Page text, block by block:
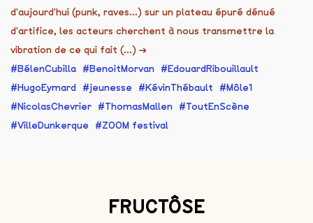
d'aujourd'hui (punk, raves...) sur un plateau épuré dénué
d'artifice, les acteurs cherchent à nous transmettre la
vibration de ce qui fait (...) →
BélenCubilla
BenoitMorvan
EdouardRibouillault
HugoEymard
jeunesse KévinThébault
Môle1
NicolasChevrier
ThomasMallen
ToutEnScène
VilleDunkerque
ZOOM festival
FRUCTÔSE